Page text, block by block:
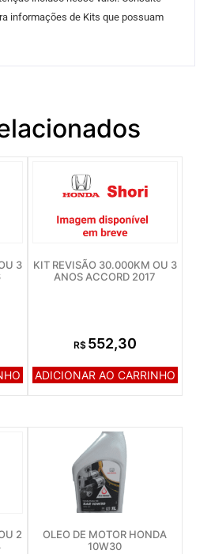
informações de Kits que possuam
3
KIT REVISÃO 30.000KM OU 3
ANOS ACCORD 2017
R$ 552,30
ADICIONAR AO CARRINHO
2
OLEO DE MOTOR HONDA
10W30